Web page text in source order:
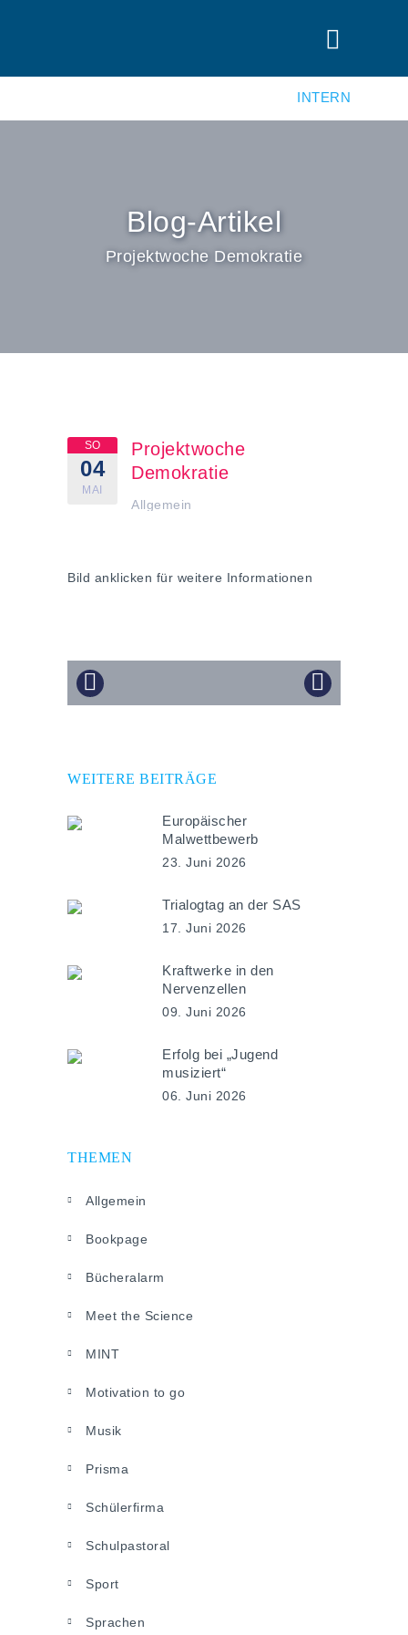
INTERN
Blog-Artikel
Projektwoche Demokratie
SO
04
MAI
Projektwoche
Demokratie
Allgemein
Bild anklicken für weitere Informationen
WEITERE BEITRÄGE
Europäischer
Malwettbewerb
23. Juni 2026
Trialogtag an der SAS
17. Juni 2026
Kraftwerke in den
Nervenzellen
09. Juni 2026
Erfolg bei „Jugend
musiziert“
06. Juni 2026
THEMEN
Allgemein
Bookpage
Bücheralarm
Meet the Science
MINT
Motivation to go
Musik
Prisma
Schülerfirma
Schulpastoral
Sport
Sprachen